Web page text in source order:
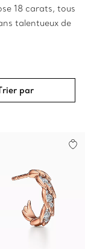
18 carats, tous
talentueux de
par